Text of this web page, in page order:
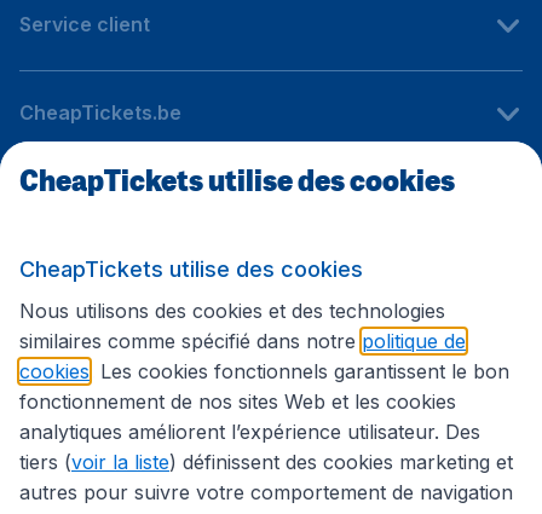
Service client
CheapTickets.be
Sites internationaux
Suivez CheapTickets.be
CheapTickets utilise des cookies
CheapTickets utilise des cookies
Nous utilisons des cookies et des technologies
similaires comme spécifié dans notre politique de
cookies . Les cookies fonctionnels garantissent le bon
fonctionnement de nos sites Web et les cookies
analytiques améliorent l’expérience utilisateur. Des
tiers (voir la liste) définissent des cookies marketing et
autres pour suivre votre comportement de navigation